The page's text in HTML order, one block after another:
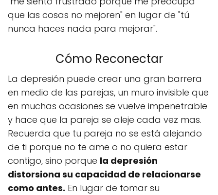
que las cosas no mejoren" en lugar de "tú
nunca haces nada para mejorar".
Cómo Reconectar
La depresión puede crear una gran barrera
en medio de las parejas, un muro invisible que
en muchas ocasiones se vuelve impenetrable
y hace que la pareja se aleje cada vez mas.
Recuerda que tu pareja no se está alejando
de ti porque no te ame o no quiera estar
contigo, sino porque la depresión
distorsiona su capacidad de relacionarse
como antes. En lugar de tomar su